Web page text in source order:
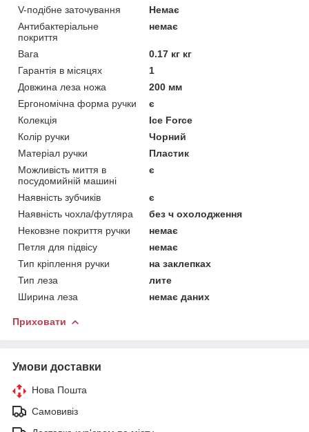
V-подібне заточування
Немає
Антибактеріальне
покриття
немає
Вага
0.17 кг кг
Гарантія в місяцях
1
Довжина леза ножа
200 мм
Ергономічна форма ручки
є
Колекція
Ice Force
Колір ручки
Чорний
Матеріал ручки
Пластик
Можливість миття в
посудомийній машині
є
Наявність зубчиків
є
Наявність чохла/футляра
без ч охолодження
Нековзне покриття ручки
немає
Петля для підвісу
немає
Тип кріплення ручки
на заклепках
Тип леза
лите
Ширина леза
немає даних
Приховати
Умови доставки
Нова Пошта
Самовивіз